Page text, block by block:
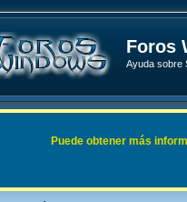
Foros
Ayuda sobre
rápidos FAQ
Puede obtener más